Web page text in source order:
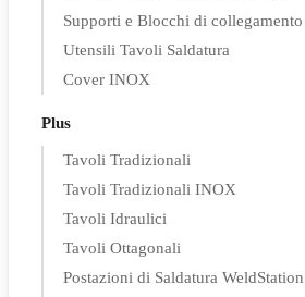
Supporti e Blocchi di collegamento
Utensili Tavoli Saldatura
Cover INOX
Plus
Tavoli Tradizionali
Tavoli Tradizionali INOX
Tavoli Idraulici
Tavoli Ottagonali
Postazioni di Saldatura WeldStation